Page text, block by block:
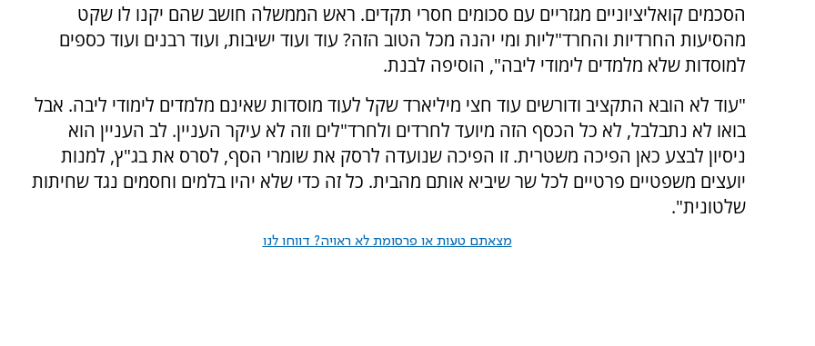
הסכמים קואליציוניים מגזריים עם סכומים חסרי תקדים. ראש הממשלה חושב שהם יקנו לו שקט
מהסיעות החרדיות והחרד"ליות ומי יהנה מכל הטוב הזה? עוד ועוד ישיבות, ועוד רבנים ועוד כספים
למוסדות שלא מלמדים לימודי ליבה", הוסיפה לבנת.
"עוד לא הובא התקציב ודורשים עוד חצי מיליארד שקל לעוד מוסדות שאינם מלמדים לימודי ליבה. אבל
בואו לא נתבלבל, לא כל הכסף הזה מיועד לחרדים ולחרד"לים וזה לא עיקר העניין. לב העניין הוא
ניסיון לבצע כאן הפיכה משטרית. זו הפיכה שנועדה לרסק את שומרי הסף, לסרס את בג"ץ, למנות
יועצים משפטיים פרטיים לכל שר שיביא אותם מהבית. כל זה כדי שלא יהיו בלמים וחסמים נגד שחיתות
שלטונית".
מצאתם טעות או פרסומת לא ראויה? דווחו לנו